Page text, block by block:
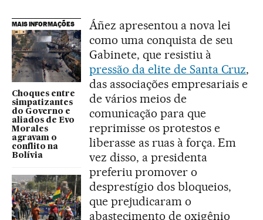
MAIS INFORMAÇÕES
Choques entre
simpatizantes
do Governo e
aliados de Evo
Morales
agravam o
conflito na
Bolívia
Áñez apresentou a nova lei
como uma conquista de seu
Gabinete, que resistiu à
pressão da elite de Santa Cruz,
das associações empresariais e
de vários meios de
comunicação para que
reprimisse os protestos e
liberasse as ruas à força. Em
vez disso, a presidenta
preferiu promover o
desprestígio dos bloqueios,
que prejudicaram o
abastecimento de oxigênio